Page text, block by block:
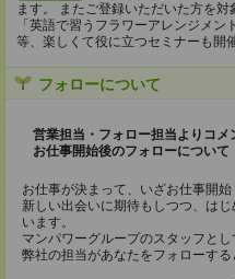
ます。 またご登録いただいた方を
「英語で習うフラワーアレンジメン
等、楽しくて役に立つセミナーも開
フォローについて
営業担当・フォロー担当よりコメ
お仕事開始後のフォローについて
お仕事が決まって、いざお仕事開始
新しい出会いに期待もしつつ、は
います。
マンパワーグループのスタッフとし
弊社の担当があなたをフォローする